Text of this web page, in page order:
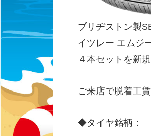
ブリヂストン製
イツレー エムジ
４本セットを新
ご来店で脱着工賃
◆タイヤ銘柄：